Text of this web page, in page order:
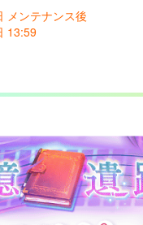
メンテナンス後
13:59